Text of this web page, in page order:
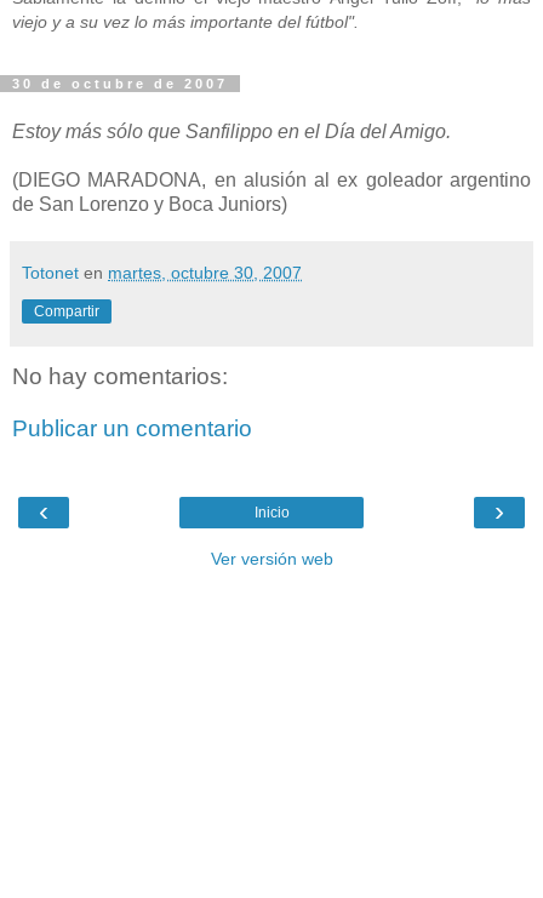
viejo y a su vez lo más importante del fútbol".
30 de octubre de 2007
Estoy más sólo que Sanfilippo en el Día del Amigo.
(DIEGO MARADONA, en alusión al ex goleador argentino
de San Lorenzo y Boca Juniors)
Totonet en martes, octubre 30, 2007
Compartir
No hay comentarios:
Publicar un comentario
‹ ›
Inicio
Ver versión web